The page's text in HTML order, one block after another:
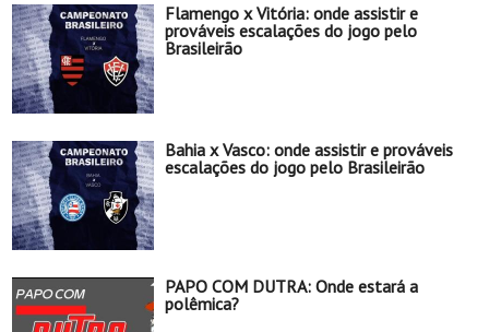
Flamengo x Vitória: onde assistir e
prováveis escalações do jogo pelo
Brasileirão
Bahia x Vasco: onde assistir e prováveis
escalações do jogo pelo Brasileirão
PAPO COM DUTRA: Onde estará a
polêmica?